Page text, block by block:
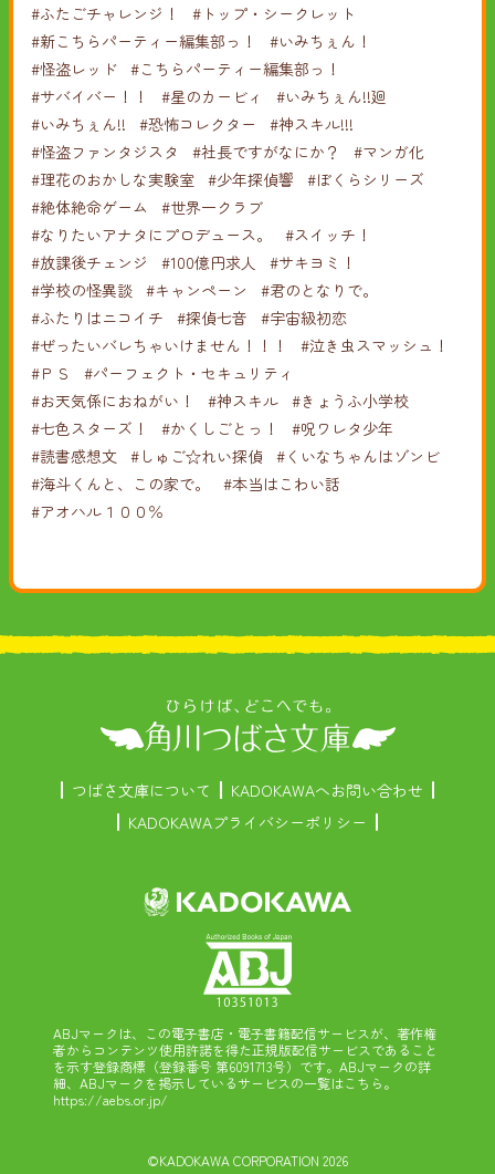
#ふたごチャレンジ！
#トップ・シークレット
#新こちらパーティー編集部っ！
#いみちぇん！
#怪盗レッド #こちらパーティー編集部っ！
#サバイバー！！
#星のカービィ
#いみちぇん!!廻
#いみちぇん!!
#恐怖コレクター
#神スキル!!!
#怪盗ファンタジスタ
#社長ですがなにか？
#マンガ化
#理花のおかしな実験室 #少年探偵響
#ぼくらシリーズ
#絶体絶命ゲーム
#世界一クラブ
#なりたいアナタにプロデュース。
#スイッチ！
#放課後チェンジ
#100億円求人
#サキヨミ！
#学校の怪異談 #キャンペーン
#君のとなりで。
#ふたりはニコイチ
#探偵七音
#宇宙級初恋
#ぜったいバレちゃいけません！！！
#泣き虫スマッシュ！
#ＰＳ
#パーフェクト・セキュリティ
#お天気係におねがい！
#神スキル #きょうふ小学校
#七色スターズ！
#かくしごとっ！
#呪ワレタ少年
#読書感想文
#しゅご☆れい探偵 #くいなちゃんはゾンビ
#海斗くんと、この家で。
#本当はこわい話
#アオハル１００％
つばさ文庫について
KADOKAWAへお問い合わせ
KADOKAWAプライバシーポリシー
ABJマークは、この電子書店・電子書籍配信サービスが、著作権
者からコンテンツ使用許諾を得た正規版配信サービスであること
を示す登録商標（登録番号 第6091713号）です。ABJマークの詳
細、ABJマークを掲示しているサービスの一覧はこちら。
https://aebs.or.jp/
©KADOKAWA CORPORATION 2026